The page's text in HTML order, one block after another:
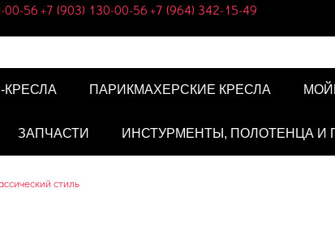
00-56+7 (903) 130-00-56+7 (964) 342-15-49
КРЕСЛА ПАРИКМАХЕРСКИЕ КРЕСЛА
ЗАПЧАСТИ ИНСТУРМЕНТЫ, ПОЛОТЕНЦА И
стиль